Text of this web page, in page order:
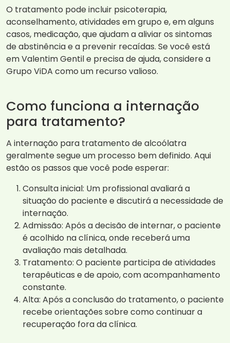
O tratamento pode incluir psicoterapia,
aconselhamento, atividades em grupo e, em alguns
casos, medicação, que ajudam a aliviar os sintomas
de abstinência e a prevenir recaídas. Se você está
em Valentim Gentil e precisa de ajuda, considere a
Grupo ViDA como um recurso valioso.
Como funciona a internação
para tratamento?
A internação para tratamento de alcoólatra
geralmente segue um processo bem definido. Aqui
estão os passos que você pode esperar:
Consulta inicial: Um profissional avaliará a
situação do paciente e discutirá a necessidade de
internação.
Admissão: Após a decisão de internar, o paciente
é acolhido na clínica, onde receberá uma
avaliação mais detalhada.
Tratamento: O paciente participa de atividades
terapêuticas e de apoio, com acompanhamento
constante.
Alta: Após a conclusão do tratamento, o paciente
recebe orientações sobre como continuar a
recuperação fora da clínica.